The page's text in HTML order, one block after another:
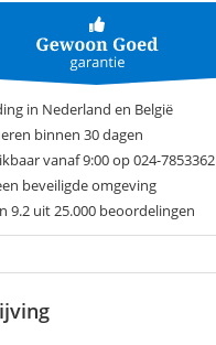
in Nederland en België
binnen 30 dagen
vanaf 9:00 op 024-7853362
beveiligde omgeving
9.2 uit 25.000 beoordelingen